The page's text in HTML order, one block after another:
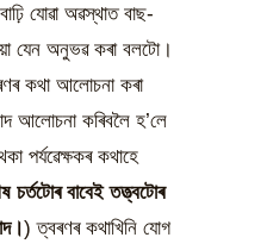
যোৱা অৱস্থাত বাছ-
যেন অনুভৱ কৰা বলটো।
কথা আলোচনা কৰা
আলোচনা কৰিবলৈ হ’লে
পৰ্যৱেক্ষকৰ কথাহে
চৰ্তটোৰ বাবেই তত্ত্বটোৰ
) ত্বৰণৰ কথাখিনি যোগ